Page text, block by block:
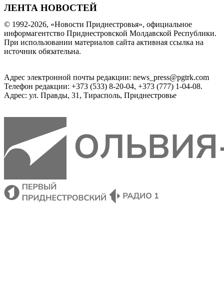
ЛЕНТА НОВОСТЕЙ
© 1992-2026, «Новости Приднестровья», официальное
информагентство Приднестровской Молдавской Республики.
При использовании материалов сайта активная ссылка на
источник обязательна.
Адрес электронной почты редакции: news_press@pgtrk.com
Телефон редакции: +373 (533) 8-20-04, +373 (777) 1-04-08.
Адрес: ул. Правды, 31, Тирасполь, Приднестровье